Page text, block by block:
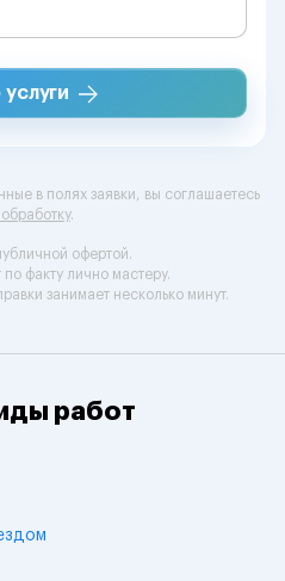
в полях заявки, вы соглашаетесь
обработку.
офертой.
факту лично мастеру.
занимает несколько минут.
работ